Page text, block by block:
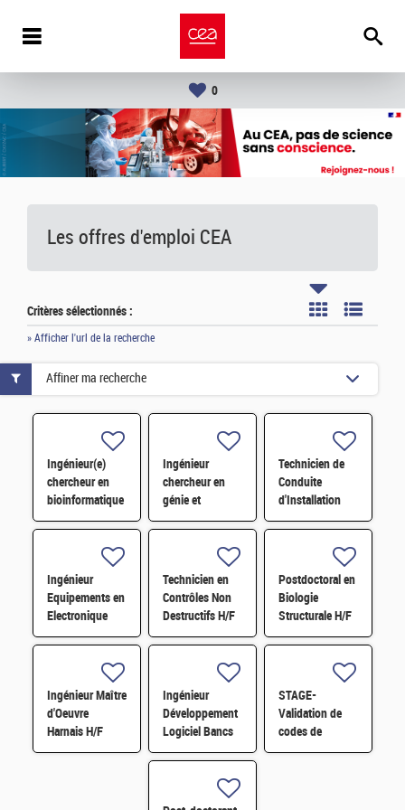
0
Les offres d'emploi CEA
Critères sélectionnés :
» Afficher l'url de la recherche
Ingénieur(e)
chercheur en
bioinformatique
H/F
Ingénieur
chercheur en
génie et
évolution
Technicien de
Conduite
d'Installation
Sous-Système
Ingénieur
Equipements en
Electronique
Embarqué
Technicien en
Contrôles Non
Destructifs H/F
Postdoctoral en
Biologie
Structurale H/F
Ingénieur Maître
d'Oeuvre
Harnais H/F
Ingénieur
Développement
Logiciel Bancs
de Tests H/F
STAGE-
Validation de
codes de
simulation
Affiner ma recherche